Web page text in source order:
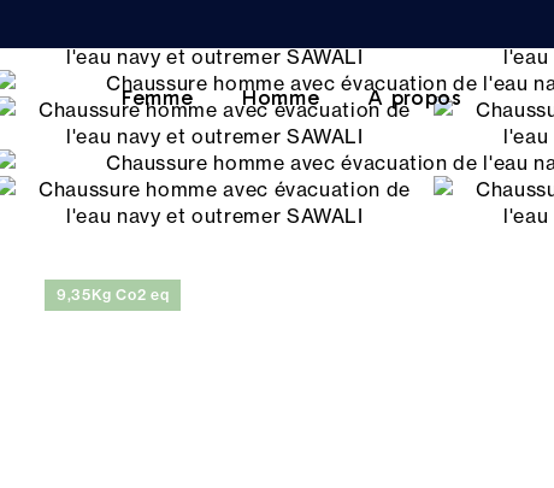
Femme Homme A propos
9,35Kg Co2 eq